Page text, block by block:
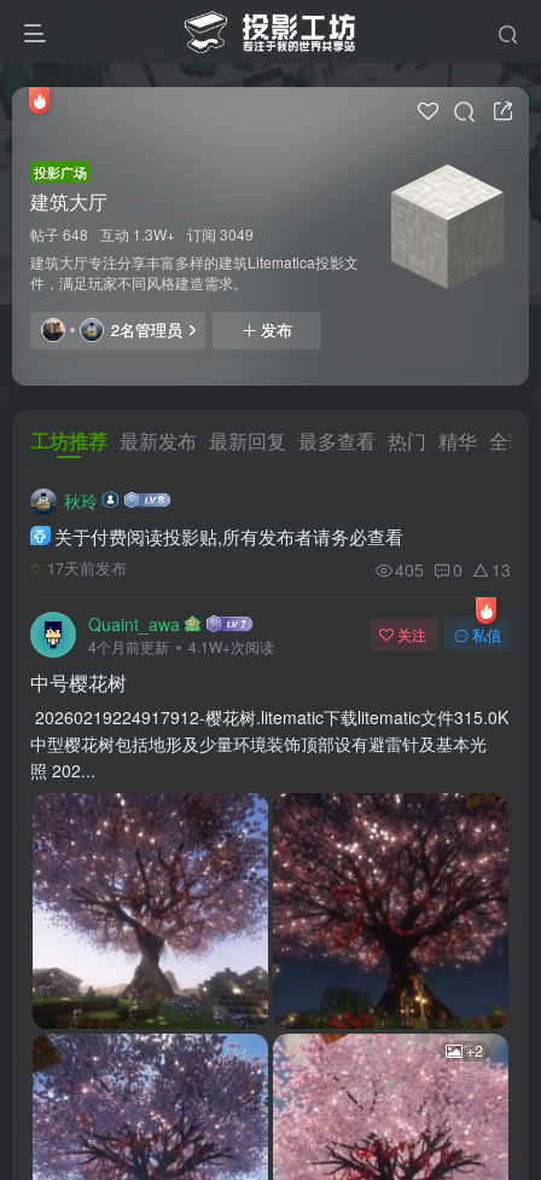
投影广场
建筑大厅
帖子 648 互动 1.3W+
订阅 3049
建筑大厅专注分享丰富多样的建筑Litematica投影文
件，满足玩家不同风格建造需求。
2名管理员 发布
工坊推荐 最新发布 最新回复 最多查看 热门 精华 全部
秋玲
关于付费阅读投影贴,所有发布者请务必查看
17天前发布 405 0 13
Quaint_awa
4个月前更新 4.1W+次阅读
关注 私信
中号樱花树
20260219224917912-樱花树.litematic下载litematic文件315.0K
中型樱花树包括地形及少量环境装饰顶部设有避雷针及基本光
照 202...
+2